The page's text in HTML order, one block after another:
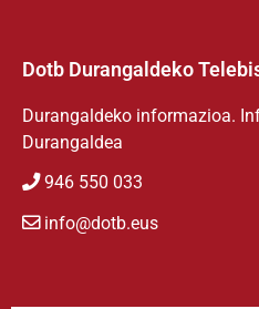
Dotb Durangaldeko
Durangaldeko informazioa.
Durangaldea
946 550 033
info@dotb.eus